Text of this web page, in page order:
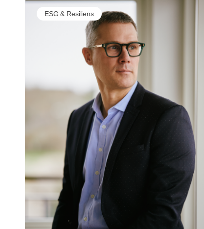
ESG & Resiliens